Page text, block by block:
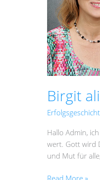
Birgit
Hallo Admin,
wert. Gott wird
und Mut für
gefunden